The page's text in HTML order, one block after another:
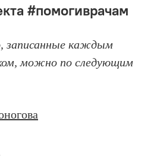
#помогиврачам
записанные каждым
можно по следующим